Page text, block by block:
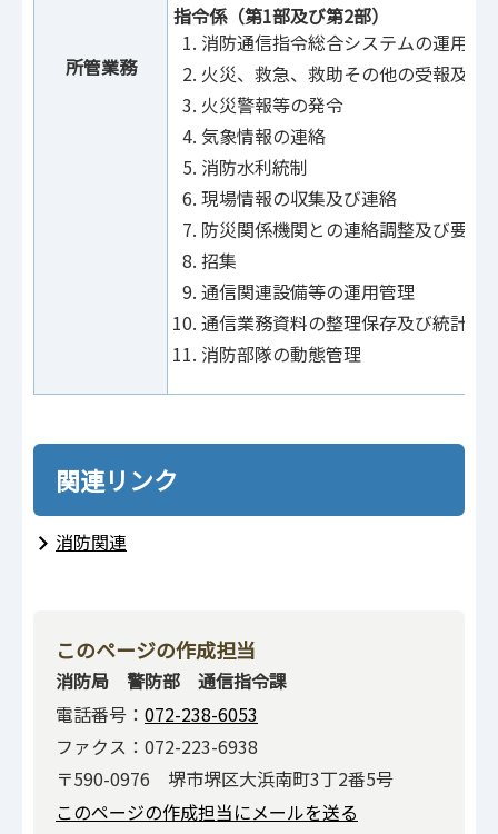
所管業務
指令係（第1部及び第2部）
消防通信指令総合システムの運用管
火災、救急、救助その他の受報及び
火災警報等の発令
気象情報の連絡
消防水利統制
現場情報の収集及び連絡
防災関係機関との連絡調整及び要請
招集
通信関連設備等の運用管理
通信業務資料の整理保存及び統計
消防部隊の動態管理
関連リンク
消防関連
このページの作成担当
消防局 警防部 通信指令課
電話番号： 072-238-6053
ファクス：072-223-6938
〒590-0976 堺市堺区大浜南町3丁2番5号
このページの作成担当にメールを送る